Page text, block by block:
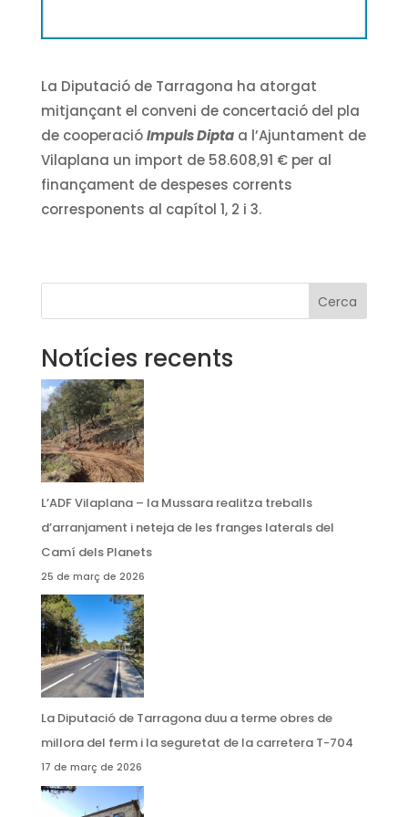
La Diputació de Tarragona ha atorgat
mitjançant el conveni de concertació del pla
de cooperacióImpuls Diptaa l’Ajuntament de
Vilaplana un import de 58.608,91 € per al
finançament de despeses corrents
corresponents al capítol 1, 2 i 3.
Cerca
Notícies recents
L’ADF Vilaplana – la Mussara realitza treballs
d’arranjament i neteja de les franges laterals del
Camí dels Planets
25 de març de 2026
La Diputació de Tarragona duu a terme obres de
millora del ferm i la seguretat de la carretera T-704
17 de març de 2026